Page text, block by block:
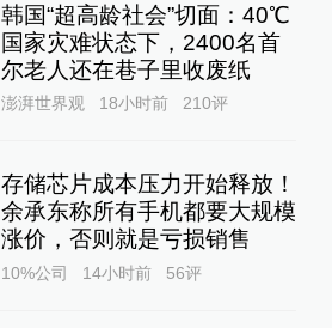
韩国“超高龄社会”切面：40℃
国家灾难状态下，2400名首
尔老人还在巷子里收废纸
澎湃世界观 18小时前 210评
存储芯片成本压力开始释放！
余承东称所有手机都要大规模
涨价，否则就是亏损销售
10%公司 14小时前 56评